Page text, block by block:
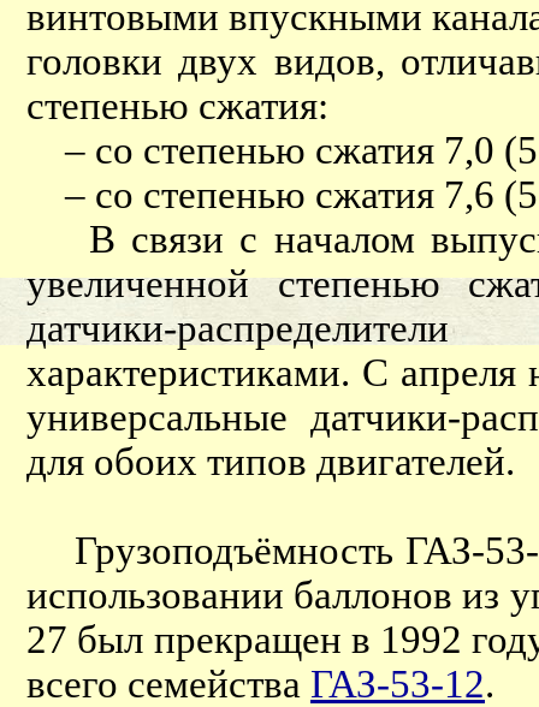
винтовыми впускными
головки двух видов,
степенью сжатия:
– со степенью сжатия 7,0
– со степенью сжатия 7,6
В связи с началом
увеличенной степенью
датчики-
характеристиками. С апреля
универсальные датчики-
для обоих типов двигателей.
Грузоподъёмность ГАЗ-53-
использовании баллонов из
27 был прекращен в 1992
всего семейства ГАЗ-53-12.